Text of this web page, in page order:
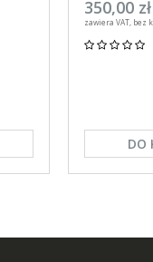
350,00 zł
zawiera VAT, bez
DO